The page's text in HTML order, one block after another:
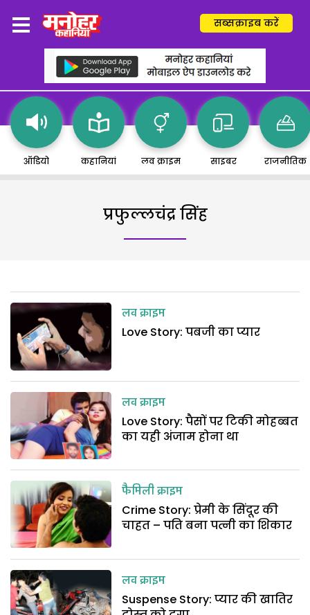
सब्सक्राइब करें
ऑडियो कहानियां लव क्राइम साइबर राजनीतिक
प्रफुल्लचंद्र सिंह
लव क्राइम
Love Story: पबजी का प्यार
लव क्राइम
Love Story: पैसों पर टिकी मोहब्बत
का यही अंजाम होना था
फैमिली क्राइम
Crime Story: प्रेमी के सिंदूर की
चाहत – पति बना पत्नी का शिकार
लव क्राइम
Suspense Story: प्यार की खातिर